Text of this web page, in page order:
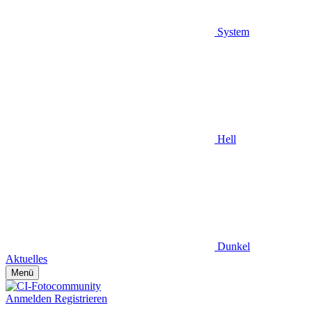
System
Hell
Dunkel
Aktuelles
Menü
Anmelden Registrieren